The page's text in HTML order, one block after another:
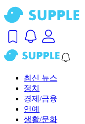
최신 뉴스
정치
경제/금융
연예
생활/문화